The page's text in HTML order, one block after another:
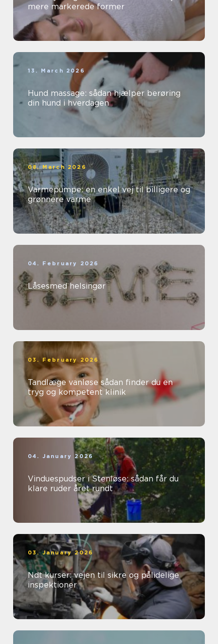
mere markerede former
13. March 2026
Hund massage: sådan hjælper berøring
din hund i hverdagen
08. March 2026
Varmepumpe: en enkel vej til billigere og
grønnere varme
04. February 2026
Låsesmed helsingør
03. February 2026
Tandlæge vanløse sådan finder du en
tryg og kompetent klinik
04. January 2026
Vinduespudser i Stenløse: sådan får du
klare ruder året rundt
03. January 2026
Ndt kurser: vejen til sikre og pålidelige
inspektioner